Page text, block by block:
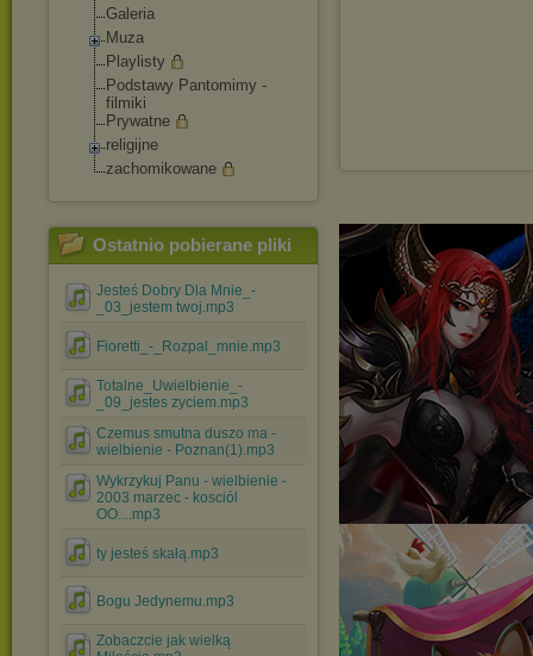
Galeria
Muza
Playlisty
Podstawy Pantomimy -
filmiki
Prywatne
religijne
zachomikowane
Ostatnio pobierane pliki
Jesteś Dobry Dla Mnie_-
_03_jestem twoj.mp3
Fioretti_-_Rozpal_mnie.mp3
Totalne_Uwielbienie_-
_09_jestes zyciem.mp3
Czemus smutna duszo ma -
wielbienie - Poznan(1).mp3
Wykrzykuj Panu - wielbienie -
2003 marzec - kosciól
OO....mp3
ty jesteś skałą.mp3
Bogu Jedynemu.mp3
Zobaczcie jak wielką